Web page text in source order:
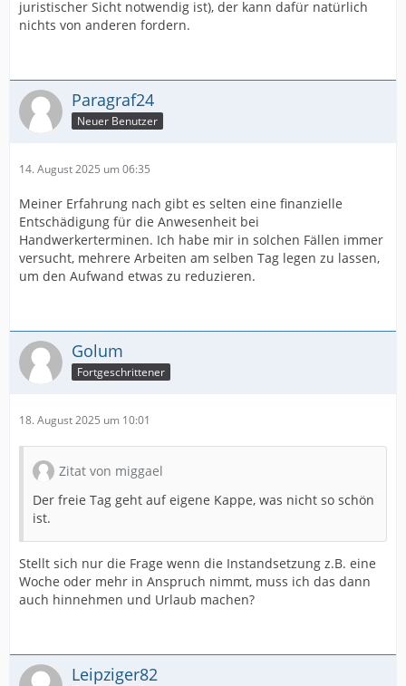
juristischer Sicht notwendig ist), der kann dafür natürlich
nichts von anderen fordern.
Paragraf24
Neuer Benutzer
14. August 2025 um 06:35
Meiner Erfahrung nach gibt es selten eine finanzielle
Entschädigung für die Anwesenheit bei
Handwerkerterminen. Ich habe mir in solchen Fällen immer
versucht, mehrere Arbeiten am selben Tag legen zu lassen,
um den Aufwand etwas zu reduzieren.
Golum
Fortgeschrittener
18. August 2025 um 10:01
Zitat von miggael
Der freie Tag geht auf eigene Kappe, was nicht so schön
ist.
Stellt sich nur die Frage wenn die Instandsetzung z.B. eine
Woche oder mehr in Anspruch nimmt, muss ich das dann
auch hinnehmen und Urlaub machen?
Leipziger82